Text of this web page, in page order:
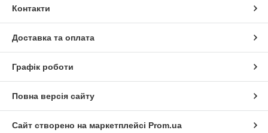
Контакти
Доставка та оплата
Графік роботи
Повна версія сайту
Сайт створено на маркетплейсі Prom.ua